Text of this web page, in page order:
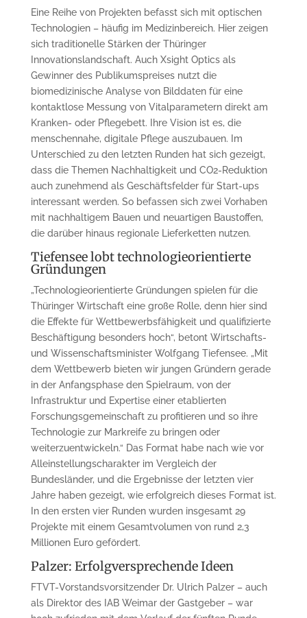
Eine Reihe von Projekten befasst sich mit optischen
Technologien – häufig im Medizinbereich. Hier zeigen
sich traditionelle Stärken der Thüringer
Innovationslandschaft. Auch Xsight Optics als
Gewinner des Publikumspreises nutzt die
biomedizinische Analyse von Bilddaten für eine
kontaktlose Messung von Vitalparametern direkt am
Kranken- oder Pflegebett. Ihre Vision ist es, die
menschennahe, digitale Pflege auszubauen. Im
Unterschied zu den letzten Runden hat sich gezeigt,
dass die Themen Nachhaltigkeit und CO2-Reduktion
auch zunehmend als Geschäftsfelder für Start-ups
interessant werden. So befassen sich zwei Vorhaben
mit nachhaltigem Bauen und neuartigen Baustoffen,
die darüber hinaus regionale Lieferketten nutzen.
Tiefensee lobt technologieorientierte
Gründungen
„Technologieorientierte Gründungen spielen für die
Thüringer Wirtschaft eine große Rolle, denn hier sind
die Effekte für Wettbewerbsfähigkeit und qualifizierte
Beschäftigung besonders hoch“, betont Wirtschafts-
und Wissenschaftsminister Wolfgang Tiefensee. „Mit
dem Wettbewerb bieten wir jungen Gründern gerade
in der Anfangsphase den Spielraum, von der
Infrastruktur und Expertise einer etablierten
Forschungsgemeinschaft zu profitieren und so ihre
Technologie zur Markreife zu bringen oder
weiterzuentwickeln.“ Das Format habe nach wie vor
Alleinstellungscharakter im Vergleich der
Bundesländer, und die Ergebnisse der letzten vier
Jahre haben gezeigt, wie erfolgreich dieses Format ist.
In den ersten vier Runden wurden insgesamt 29
Projekte mit einem Gesamtvolumen von rund 2,3
Millionen Euro gefördert.
Palzer: Erfolgversprechende Ideen
FTVT-Vorstandsvorsitzender Dr. Ulrich Palzer – auch
als Direktor des IAB Weimar der Gastgeber – war